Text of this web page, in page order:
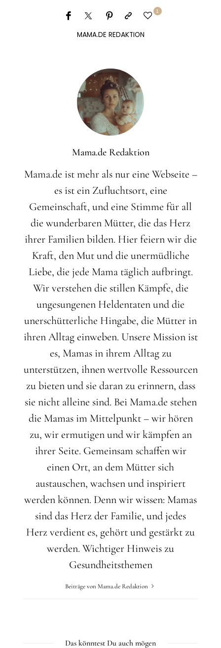
MAMA.DE REDAKTION
1
Mama.de Redaktion
Mama.de ist mehr als nur eine Webseite –
es ist ein Zufluchtsort, eine
Gemeinschaft, und eine Stimme für all
die wunderbaren Mütter, die das Herz
ihrer Familien bilden. Hier feiern wir die
Kraft, den Mut und die unermüdliche
Liebe, die jede Mama täglich aufbringt.
Wir verstehen die stillen Kämpfe, die
ungesungenen Heldentaten und die
unerschütterliche Hingabe, die Mütter in
ihren Alltag einweben. Unsere Mission ist
es, Mamas in ihrem Alltag zu
unterstützen, ihnen wertvolle Ressourcen
zu bieten und sie daran zu erinnern, dass
sie nicht alleine sind. Bei Mama.de stehen
die Mamas im Mittelpunkt – wir hören
zu, wir ermutigen und wir kämpfen an
ihrer Seite. Gemeinsam schaffen wir
einen Ort, an dem Mütter sich
austauschen, wachsen und inspiriert
werden können. Denn wir wissen: Mamas
sind das Herz der Familie, und jedes
Herz verdient es, gehört und gestärkt zu
werden. Wichtiger Hinweis zu
Gesundheitsthemen
Beiträge von Mama.de Redaktion
Das könntest Du auch mögen